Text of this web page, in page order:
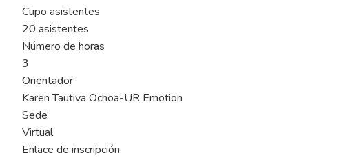
Cupo asistentes
20 asistentes
Número de horas
3
Orientador
Karen Tautiva Ochoa-UR Emotion
Sede
Virtual
Enlace de inscripción